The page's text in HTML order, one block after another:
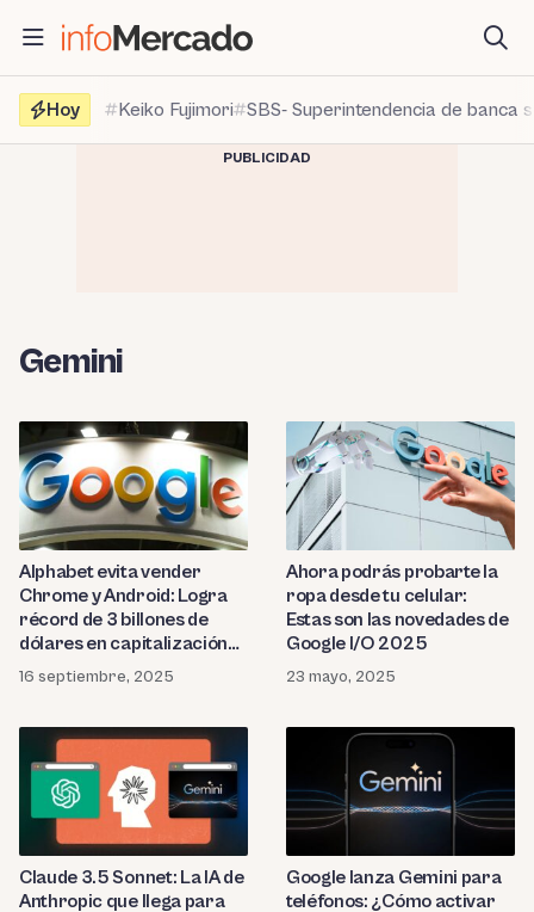
contenido
Hoy
Keiko Fujimori SBS- Superintendencia de banca
PUBLICIDAD
Gemini
Alphabet evita vender
Chrome y Android: Logra
récord de 3 billones de
dólares en capitalización
bursátil
16 septiembre, 2025
Ahora podrás probarte la
ropa desde tu celular:
Estas son las novedades de
Google I/O 2025
23 mayo, 2025
Claude 3.5 Sonnet: La IA de
Anthropic que llega para
Google lanza Gemini para
teléfonos: ¿Cómo activar